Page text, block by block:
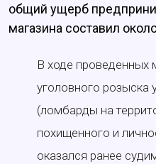
общий ущерб
магазина составил
В ходе проведенных
уголовного розыска
(ломбарды на
похищенного и
оказался ранее